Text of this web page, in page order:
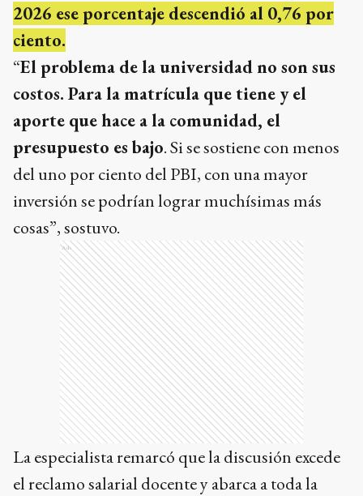
2026 ese porcentaje descendió al 0,76 por
ciento.
“El problema de la universidad no son sus
costos. Para la matrícula que tiene y el
aporte que hace a la comunidad, el
presupuesto es bajo. Si se sostiene con menos
del uno por ciento del PBI, con una mayor
inversión se podrían lograr muchísimas más
cosas”, sostuvo.
Ads
La especialista remarcó que la discusión excede
el reclamo salarial docente y abarca a toda la